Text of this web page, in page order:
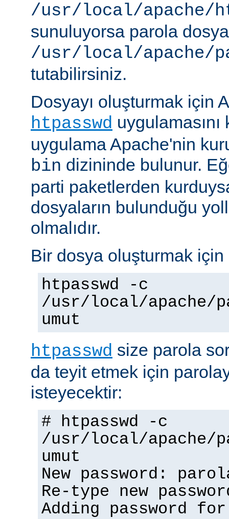
/usr/local/apache/
sunuluyorsa parola
/usr/local/apache/
tutabilirsiniz.
Dosyayı oluşturmak için
htpasswd
uygulama Apache'nin
bin dizininde bulunur.
parti paketlerden
dosyaların bulunduğu
olmalıdır.
Bir dosya oluşturmak için
htpasswd -c
/usr/local/apache/
umut
htpasswd size parola
da teyit etmek için
isteyecektir:
# htpasswd -c
/usr/local/apache/
umut
New password:
Re-type new
Adding password